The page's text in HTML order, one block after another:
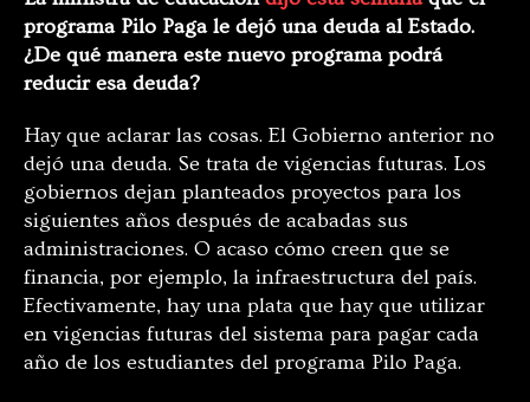
programa Pilo Paga le dejó una deuda al Estado.
¿De qué manera este nuevo programa podrá
reducir esa deuda?
Hay que aclarar las cosas. El Gobierno anterior no
dejó una deuda. Se trata de vigencias futuras. Los
gobiernos dejan planteados proyectos para los
siguientes años después de acabadas sus
administraciones. O acaso cómo creen que se
financia, por ejemplo, la infraestructura del país.
Efectivamente, hay una plata que hay que utilizar
en vigencias futuras del sistema para pagar cada
año de los estudiantes del programa Pilo Paga.